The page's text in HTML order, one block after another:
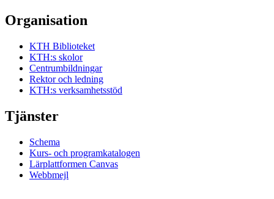
Organisation
KTH Biblioteket
KTH:s skolor
Centrumbildningar
Rektor och ledning
KTH:s verksamhetsstöd
Tjänster
Schema
Kurs- och programkatalogen
Lärplattformen Canvas
Webbmejl